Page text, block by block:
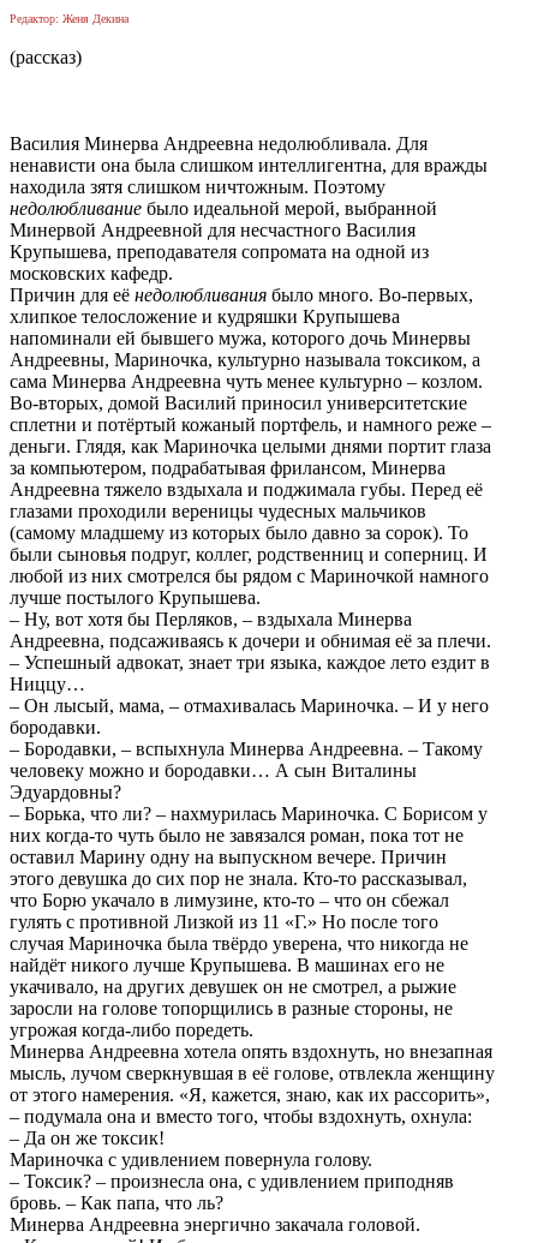
Редактор: Женя Декина
(рассказ)
Василия Минерва Андреевна недолюбливала. Для
ненависти она была слишком интеллигентна, для вражды
находила зятя слишком ничтожным. Поэтому
недолюбливание было идеальной мерой, выбранной
Минервой Андреевной для несчастного Василия
Крупышева, преподавателя сопромата на одной из
московских кафедр.
Причин для её недолюбливания было много. Во-первых,
хлипкое телосложение и кудряшки Крупышева
напоминали ей бывшего мужа, которого дочь Минервы
Андреевны, Мариночка, культурно называла токсиком, а
сама Минерва Андреевна чуть менее культурно – козлом.
Во-вторых, домой Василий приносил университетские
сплетни и потёртый кожаный портфель, и намного реже –
деньги. Глядя, как Мариночка целыми днями портит глаза
за компьютером, подрабатывая фрилансом, Минерва
Андреевна тяжело вздыхала и поджимала губы. Перед её
глазами проходили вереницы чудесных мальчиков
(самому младшему из которых было давно за сорок). То
были сыновья подруг, коллег, родственниц и соперниц. И
любой из них смотрелся бы рядом с Мариночкой намного
лучше постылого Крупышева.
– Ну, вот хотя бы Перляков, – вздыхала Минерва
Андреевна, подсаживаясь к дочери и обнимая её за плечи.
– Успешный адвокат, знает три языка, каждое лето ездит в
Ниццу…
– Он лысый, мама, – отмахивалась Мариночка. – И у него
бородавки.
– Бородавки, – вспыхнула Минерва Андреевна. – Такому
человеку можно и бородавки… А сын Виталины
Эдуардовны?
– Борька, что ли? – нахмурилась Мариночка. С Борисом у
них когда-то чуть было не завязался роман, пока тот не
оставил Марину одну на выпускном вечере. Причин
этого девушка до сих пор не знала. Кто-то рассказывал,
что Борю укачало в лимузине, кто-то – что он сбежал
гулять с противной Лизкой из 11 «Г.» Но после того
случая Мариночка была твёрдо уверена, что никогда не
найдёт никого лучше Крупышева. В машинах его не
укачивало, на других девушек он не смотрел, а рыжие
заросли на голове топорщились в разные стороны, не
угрожая когда-либо поредеть.
Минерва Андреевна хотела опять вздохнуть, но внезапная
мысль, лучом сверкнувшая в её голове, отвлекла женщину
от этого намерения. «Я, кажется, знаю, как их рассорить»,
– подумала она и вместо того, чтобы вздохнуть, охнула:
– Да он же токсик!
Мариночка с удивлением повернула голову.
– Токсик? – произнесла она, с удивлением приподняв
бровь. – Как папа, что ль?
Минерва Андреевна энергично закачала головой.